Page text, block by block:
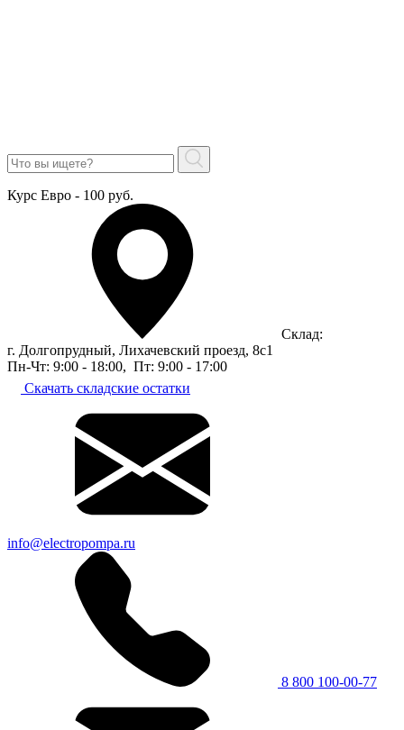
Курс Евро - 100 руб.
Склад:
г. Долгопрудный, Лихачевский проезд, 8c1
Пн-Чт: 9:00 - 18:00, Пт: 9:00 - 17:00
Скачать складские остатки
info@electropompa.ru
8 800 100-00-77